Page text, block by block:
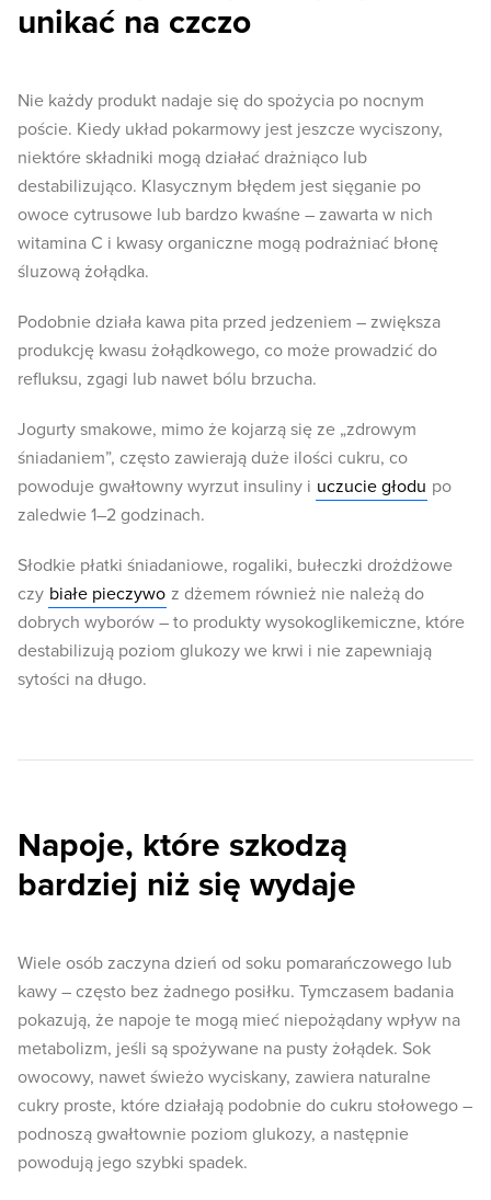
unikać na czczo
Nie każdy produkt nadaje się do spożycia po nocnym
poście. Kiedy układ pokarmowy jest jeszcze wyciszony,
niektóre składniki mogą działać drażniąco lub
destabilizująco. Klasycznym błędem jest sięganie po
owoce cytrusowe lub bardzo kwaśne – zawarta w nich
witamina C i kwasy organiczne mogą podrażniać błonę
śluzową żołądka.
Podobnie działa kawa pita przed jedzeniem – zwiększa
produkcję kwasu żołądkowego, co może prowadzić do
refluksu, zgagi lub nawet bólu brzucha.
Jogurty smakowe, mimo że kojarzą się ze „zdrowym
śniadaniem”, często zawierają duże ilości cukru, co
powoduje gwałtowny wyrzut insuliny i uczucie głodu po
zaledwie 1–2 godzinach.
Słodkie płatki śniadaniowe, rogaliki, bułeczki drożdżowe
czy białe pieczywo z dżemem również nie należą do
dobrych wyborów – to produkty wysokoglikemiczne, które
destabilizują poziom glukozy we krwi i nie zapewniają
sytości na długo.
Napoje, które szkodzą
bardziej niż się wydaje
Wiele osób zaczyna dzień od soku pomarańczowego lub
kawy – często bez żadnego posiłku. Tymczasem badania
pokazują, że napoje te mogą mieć niepożądany wpływ na
metabolizm, jeśli są spożywane na pusty żołądek. Sok
owocowy, nawet świeżo wyciskany, zawiera naturalne
cukry proste, które działają podobnie do cukru stołowego –
podnoszą gwałtownie poziom glukozy, a następnie
powodują jego szybki spadek.